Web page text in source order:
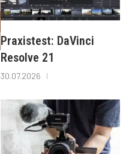
Praxistest: DaVinci
Resolve 21
30.07.2026